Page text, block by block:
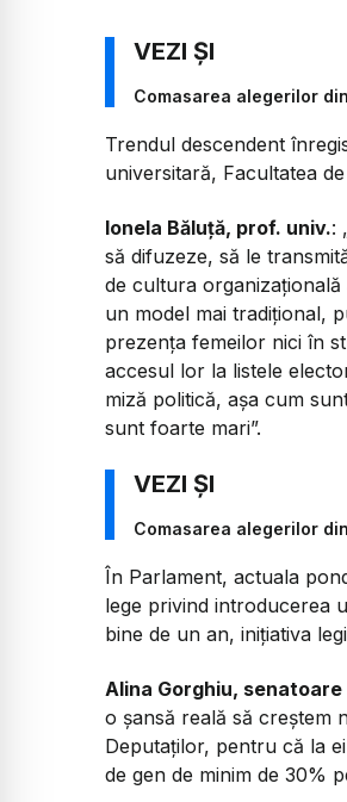
Comasarea alegerilor
Trendul descendent
universitară, Facultatea
Ionela Băluță, prof. univ.:
să difuzeze, să le
de cultura
un model mai tradițional,
prezența femeilor nici în
accesul lor la listele
miză politică, așa cum
sunt foarte mari”.
Comasarea alegerilor
În Parlament, actuala
lege privind introducerea
bine de un an, inițiativa
Alina Gorghiu,
o șansă reală să creștem
Deputaților, pentru că la
de gen de minim de 30%